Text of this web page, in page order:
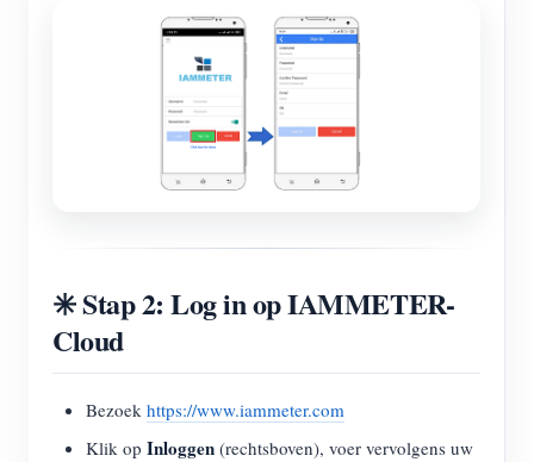
✳️ Stap 2: Log in op IAMMETER-
Cloud
Bezoek https://www.iammeter.com
Klik op Inloggen (rechtsboven), voer vervolgens uw